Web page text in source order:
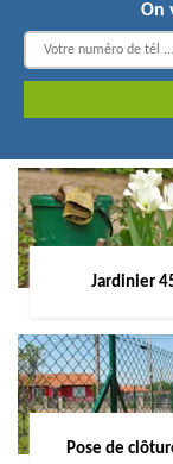
On
Jardinier
Pose de